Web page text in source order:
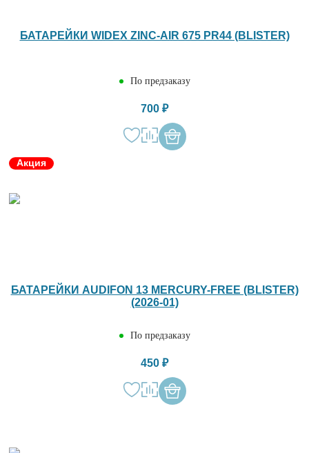
БАТАРЕЙКИ WIDEX ZINC-AIR 675 PR44 (BLISTER)
По предзаказу
700 ₽
Акция
БАТАРЕЙКИ AUDIFON 13 MERCURY-FREE (BLISTER)
(2026-01)
По предзаказу
450 ₽